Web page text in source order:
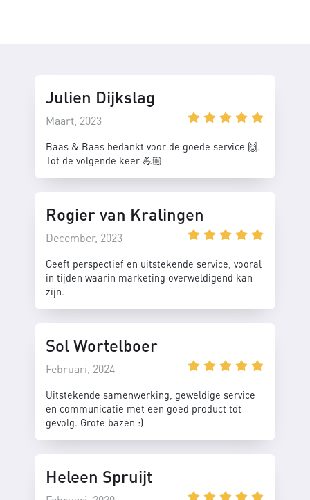
Julien Dijkslag
Maart, 2023
Baas & Baas bedankt voor de goede service 🙌.
Tot de volgende keer 💪🏼
Rogier van Kralingen
December, 2023
Geeft perspectief en uitstekende service, vooral
in tijden waarin marketing overweldigend kan
zijn.
Sol Wortelboer
Februari, 2024
Uitstekende samenwerking, geweldige service
en communicatie met een goed product tot
gevolg. Grote bazen :)
Heleen Spruijt